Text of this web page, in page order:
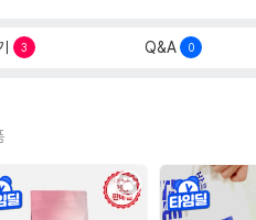
3 Q&A 0